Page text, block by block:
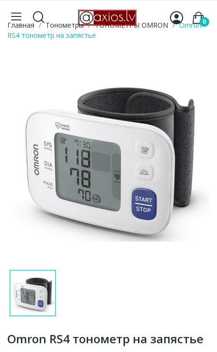
0
Главная Тонометры ТОНОМЕТРЫ OMRON
Omron
RS4 тонометр на запястье
Omron RS4 тонометр на запястье